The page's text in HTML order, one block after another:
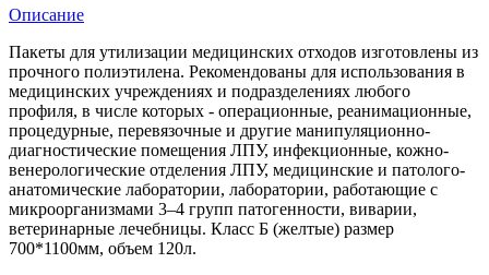
Описание
Пакеты для утилизации медицинских отходов изготовлены из
прочного полиэтилена. Рекомендованы для использования в
медицинских учреждениях и подразделениях любого
профиля, в числе которых - операционные, реанимационные,
процедурные, перевязочные и другие манипуляционно-
диагностические помещения ЛПУ, инфекционные, кожно-
венерологические отделения ЛПУ, медицинские и патолого-
анатомические лаборатории, лаборатории, работающие с
микроорганизмами 3–4 групп патогенности, виварии,
ветеринарные лечебницы. Класс Б (желтые) размер
700*1100мм, объем 120л.